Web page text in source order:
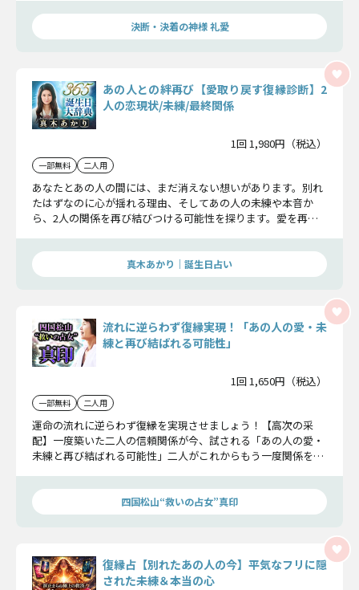
決断・決着の神様 礼愛
あの人との絆再び【愛取り戻す復縁診断】2
人の恋現状/未練/最終関係
1回 1,980円（税込）
一部無料 二人用
あなたとあの人の間には、まだ消えない想いがあります。別れ
たはずなのに心が揺れる理由、そしてあの人の未練や本音か
ら、2人の関係を再び結びつける可能性を探ります。愛を再燃
真木あかり｜誕生日占い
流れに逆らわず復縁実現！「あの人の愛・未
練と再び結ばれる可能性」
1回 1,650円（税込）
一部無料 二人用
運命の流れに逆らわず復縁を実現させましょう！【高次の采
配】一度築いた二人の信頼関係が今、試される「あの人の愛・
未練と再び結ばれる可能性」二人がこれからもう一度関係を築
四国松山“救いの占女”真印
復縁占【別れたあの人の今】平気なフリに隠
された未練＆本当の心